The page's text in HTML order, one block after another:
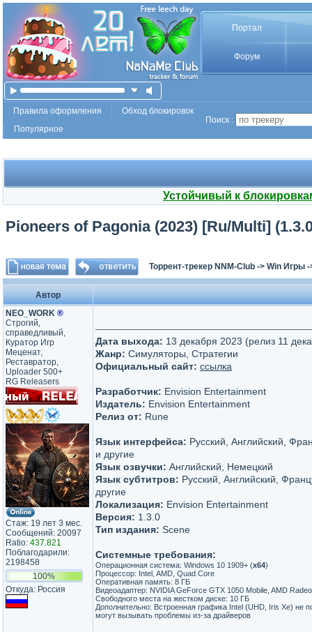
Портал
Форум
Правила оформления
Обход блокировок
Популярное
Поиск :
Устойчивый к
Pioneers of Pagonia (2023) [Ru/Multi]
Торрент-трекер NNM-Club -> Win Игры
Автор
NEO_WORK ®
Строгий,
справедливый,
Куратор Игр
Меценат,
Реставратор,
Uploader 500+
RG Releasers
Стаж: 19 лет 3 мес.
Сообщений: 20097
Ratio: 437.821
Поблагодарили:
2198458
100%
Откуда: Россия
Дата выхода: 13 декабря 2023 (релиз 11
Жанр: Симуляторы, Стратегии
Официальный сайт: ссылка
Разработчик: Envision Entertainment
Издатель: Envision Entertainment
Релиз от: Rune
Язык интерфейса: Русский, Английский,
и другие
Язык озвучки: Английский, Немецкий
Язык субтитров: Русский, Английский,
другие
Локализация: Envision Entertainment
Версия: 1.3.0
Тип издания: Scene
Системные требования:
Операционная система: Windows 10 1909+ (х64)
Процессор: Intel, AMD, Quad Core
Оперативная память: 8 ГБ
Видеоадаптер: NVIDIA GeForce GTX 1050 Mobile, AMD
Свободного места на жестком диске: 10 ГБ
Дополнительно: Встроенная графика Intel (UHD, Iris Xe) не
могут вызывать проблемы из-за драйверов